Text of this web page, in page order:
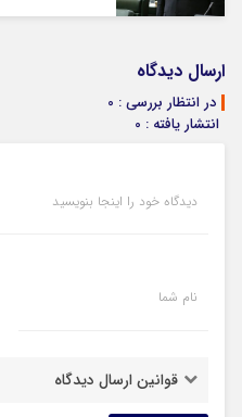
ارسال دیدگاه
در انتظار بررسی : 0
انتشار یافته : 0
دیدگاه خود را اینجا بنویسید
نام شما
قوانین ارسال دیدگاه